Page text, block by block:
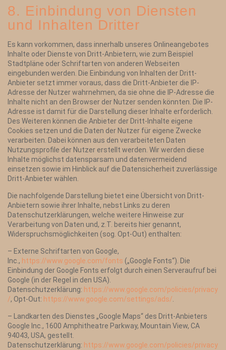
8. Einbindung von Diensten
und Inhalten Dritter
Es kann vorkommen, dass innerhalb unseres Onlineangebotes
Inhalte oder Dienste von Dritt-Anbietern, wie zum Beispiel
Stadtpläne oder Schriftarten von anderen Webseiten
eingebunden werden. Die Einbindung von Inhalten der Dritt-
Anbieter setzt immer voraus, dass die Dritt-Anbieter die IP-
Adresse der Nutzer wahrnehmen, da sie ohne die IP-Adresse die
Inhalte nicht an den Browser der Nutzer senden könnten. Die IP-
Adresse ist damit für die Darstellung dieser Inhalte erforderlich.
Des Weiteren können die Anbieter der Dritt-Inhalte eigene
Cookies setzen und die Daten der Nutzer für eigene Zwecke
verarbeiten. Dabei können aus den verarbeiteten Daten
Nutzungsprofile der Nutzer erstellt werden. Wir werden diese
Inhalte möglichst datensparsam und datenvermeidend
einsetzen sowie im Hinblick auf die Datensicherheit zuverlässige
Dritt-Anbieter wählen.
Die nachfolgende Darstellung bietet eine Übersicht von Dritt-
Anbietern sowie ihrer Inhalte, nebst Links zu deren
Datenschutzerklärungen, welche weitere Hinweise zur
Verarbeitung von Daten und, z.T. bereits hier genannt,
Widerspruchsmöglichkeiten (sog. Opt-Out) enthalten:
– Externe Schriftarten von Google,
Inc., https://www.google.com/fonts („Google Fonts“). Die
Einbindung der Google Fonts erfolgt durch einen Serveraufruf bei
Google (in der Regel in den USA).
Datenschutzerklärung: https://www.google.com/policies/privacy
/, Opt-Out: https://www.google.com/settings/ads/
– Landkarten des Dienstes „Google Maps“ des Dritt-Anbieters
Google Inc., 1600 Amphitheatre Parkway, Mountain View, CA
94043, USA, gestellt.
Datenschutzerklärung: https://www.google.com/policies/privacy